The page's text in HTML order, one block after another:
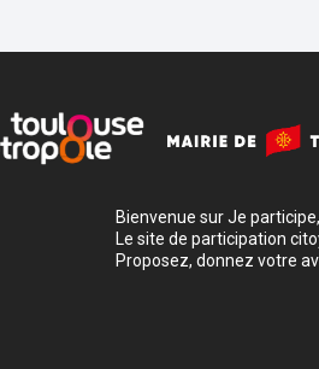
Bienvenue sur Je participe,
Le site de participation
Proposez, donnez votre